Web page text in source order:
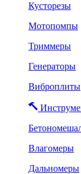
Кусторезы
Мотопомпы
Триммеры
Генераторы
Виброплиты
Влагомеры
Дальномеры